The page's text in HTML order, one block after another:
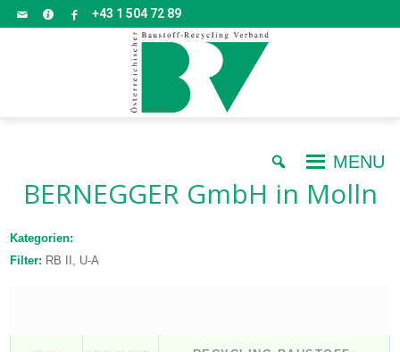
+43 1 504 72 89
MENU
BERNEGGER GmbH in Molln
Kategorien:
Filter: RB II, U-A